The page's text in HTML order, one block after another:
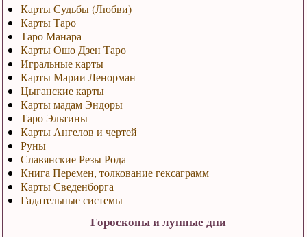
Карты Судьбы (Любви)
Карты Таро
Таро Манара
Карты Ошо Дзен Таро
Игральные карты
Карты Марии Ленорман
Цыганские карты
Карты мадам Эндоры
Таро Эльтины
Карты Ангелов и чертей
Руны
Славянские Резы Рода
Книга Перемен, толкование гексаграмм
Карты Сведенборга
Гадательные системы
Гороскопы и лунные дни